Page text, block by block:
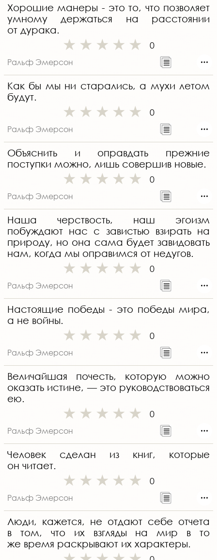
Хорошие манеры - это то, что позволяет
умному держаться на расстоянии
от дурака.
0
Ральф Эмерсон
Как бы мы ни старались, а мухи летом
будут.
0
Ральф Эмерсон
Объяснить и оправдать прежние
поступки можно, лишь совершив новые.
0
Ральф Эмерсон
Наша черствость, наш эгоизм
побуждают нас с завистью взирать на
природу, но она сама будет завидовать
нам, когда мы оправимся от недугов.
0
Ральф Эмерсон
Настоящие победы - это победы мира,
а не войны.
0
Ральф Эмерсон
Величайшая почесть, которую можно
оказать истине, — это руководствоваться
ею.
0
Ральф Эмерсон
Человек сделан из книг, которые
он читает.
0
Ральф Эмерсон
Люди, кажется, не отдают себе отчета
в том, что их взгляды на мир в то
же время раскрывают их характеры.